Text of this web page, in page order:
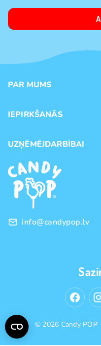
PAR MUMS
Veikali
Preču zīmoli
IEPIRKŠANĀS
Piegāde
Pirkšanas noteikumi
Privātuma politika
UZŅĒMĒJDARBĪBAI
Franšīze
Vairumtirdzniecība
info@candypop.lv
© 2026 Candy POP